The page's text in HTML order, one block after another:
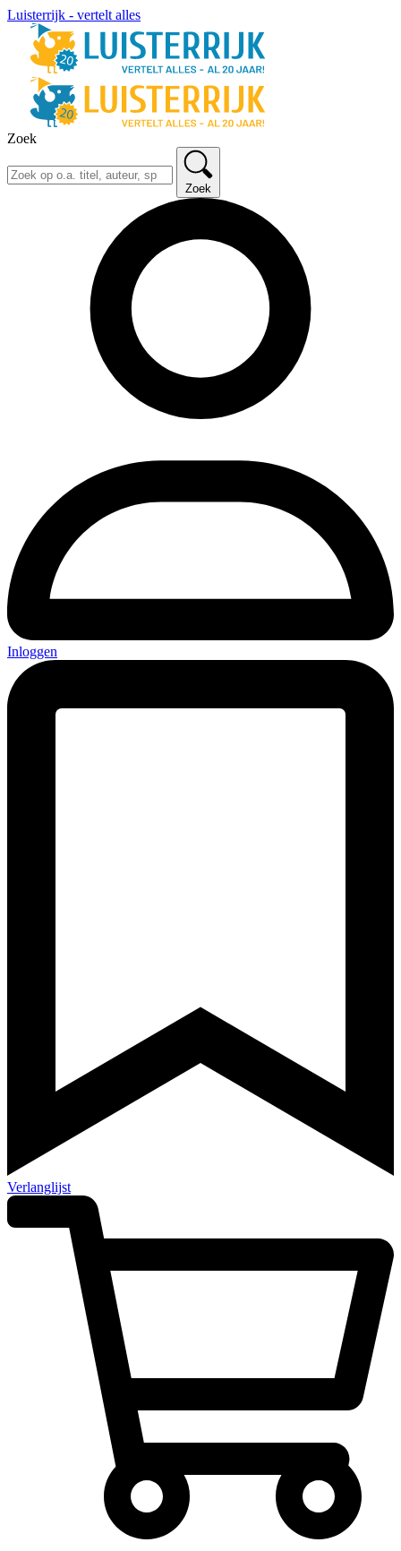
Luisterrijk - vertelt alles
Zoek
Zoek
Inloggen
Verlanglijst